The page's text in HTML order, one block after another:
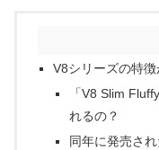
V8シリーズの特徴
「V8 Slim
れるの？
同年に発売さ